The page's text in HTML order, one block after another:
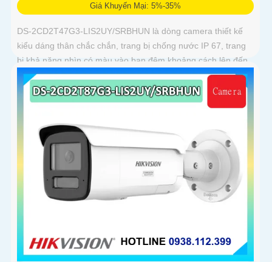
Giá Khuyến Mại: 5%-35%
DS-2CD2T47G3-LIS2UY/SRBHUN là dòng camera thiết kế
kiểu dáng thân chắc chắn, trang bị chống nước IP 67, trang
bị khả năng nhìn có màu vào ban đêm khoảng cách lên đến
60m, phát hiện chuyển động và phân biệt được người và
phương tiện, ống kính 4